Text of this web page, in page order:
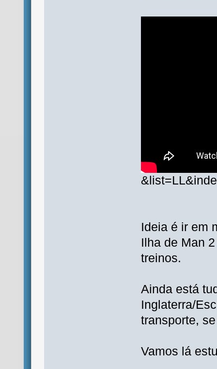
Ideia é ir em
Ilha de Man
treinos.
Ainda está
Inglaterra/
transporte,
Vamos lá